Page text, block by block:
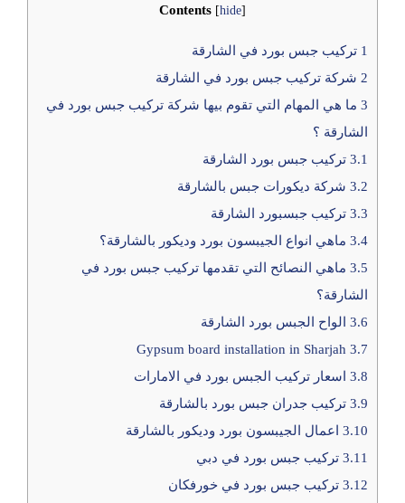
Contents [hide]
1 تركيب جبس بورد في الشارقة
2 شركة تركيب جبس بورد في الشارقة
3 ما هي المهام التي تقوم بيها شركة تركيب جبس بورد في
الشارقة ؟
3.1 تركيب جبس بورد الشارقة
3.2 شركة ديكورات جبس بالشارقة
3.3 تركيب جبسبورد الشارقة
3.4 ماهي انواع الجيبسون بورد وديكور بالشارقة؟
3.5 ماهي النصائح التي تقدمها تركيب جبس بورد في
الشارقة؟
3.6 الواح الجبس بورد الشارقة
3.7
3.8 اسعار تركيب الجبس بورد في الامارات
3.9 تركيب جدران جبس بورد بالشارقة
3.10 اعمال الجيبسون بورد وديكور بالشارقة
3.11 تركيب جبس بورد في دبي
3.12 تركيب جبس بورد في خورفكان